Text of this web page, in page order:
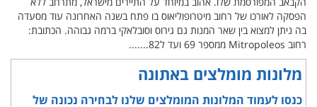
הפסקה לאורכו של רחוב מיטרופוליאוס בו פתח בשנה האחרונה עוד מסעדה
בה ניתן למצוא בין שאר המנות גם גירוס וסובלאקי ברמה גבוהה. הכתובת:
רחוב Mitropoleos ממספר 69 ועד ל82.......
מלונות מומלצים באתונה
כנסו לעמוד המלונות המומלצים שלנו לבחירה נכונה של